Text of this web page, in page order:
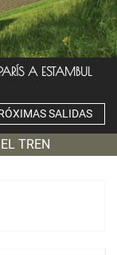
A ESTAMBUL
SALIDAS
TREN